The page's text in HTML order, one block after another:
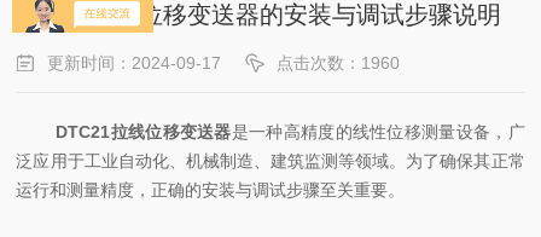
DTC21拉线位移变送器的安装与调试步骤说明
更新时间：2024-09-17 点击次数：1960
DTC21拉线位移变送器是一种高精度的线性位移测量设备，广
泛应用于工业自动化、机械制造、建筑监测等领域。为了确保其正常
运行和测量精度，正确的安装与调试步骤至关重要。